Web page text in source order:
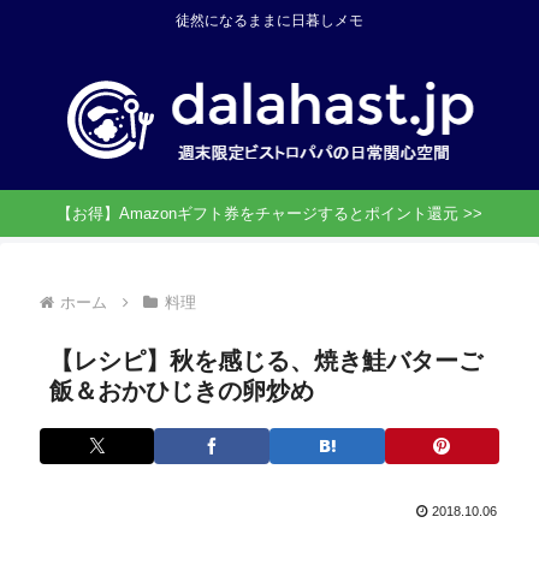
徒然になるままに日暮しメモ
【お得】Amazonギフト券をチャージするとポイント還元 >>
ホーム 料理
【レシピ】秋を感じる、焼き鮭バターご
飯＆おかひじきの卵炒め
2018.10.06